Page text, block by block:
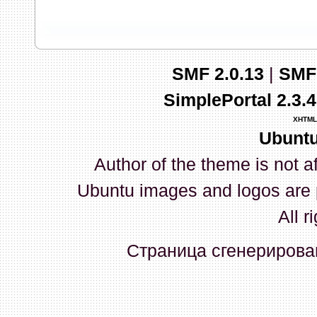
03 Апреля 2026, 10:02:33
whookey:GenKass: с
03 Апреля 2026, 05:22:56
GenKass:По тому же
02 Апреля 2026, 12:56:37
GenKass:Всем доброго
серии (6592) 1-1245, 3-
прошить до 7926, чтобы
Атол 11 видится в системе
SMF 2.0.13|
SimplePortal
XHTML
Author of the theme is not
Ubuntu images and logos
All
Страница